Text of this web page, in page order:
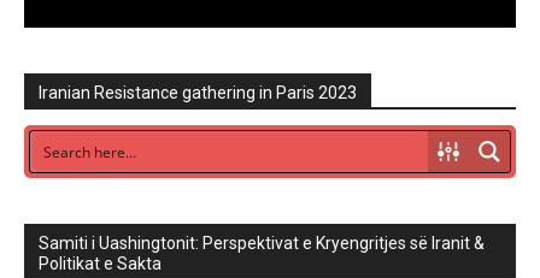
Iranian Resistance gathering in Paris 2023
Samiti i Uashingtonit: Perspektivat e Kryengritjes së Iranit &
Politikat e Sakta